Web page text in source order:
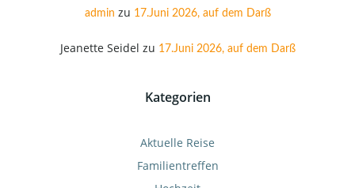
admin zu 17.Juni 2026, auf dem Darß
Jeanette Seidel zu 17.Juni 2026, auf dem Darß
Kategorien
Aktuelle Reise
Familientreffen